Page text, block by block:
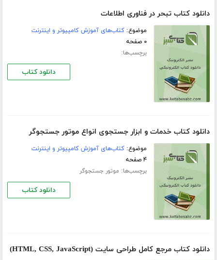
دانلود کتاب تبحر در فناوری اطلاعات
موضوع:کتاب‌های آموزش کامپیوتر و اینترنت
۰ صفحه
برچسب‌ها:
دانلود کتاب
دانلود کتاب خدمات و ابزار جستجوی انواع موتور جستجوگر
موضوع:کتاب‌های آموزش کامپیوتر و اینترنت
۴ صفحه
برچسب‌ها: موتور جستجوگر
دانلود کتاب
دانلود کتاب مرجع کامل طراحی سایت (HTML, CSS, JavaScript)